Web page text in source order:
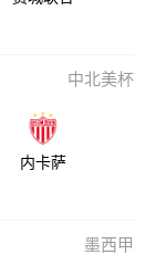
中北美杯
内卡萨
墨西甲